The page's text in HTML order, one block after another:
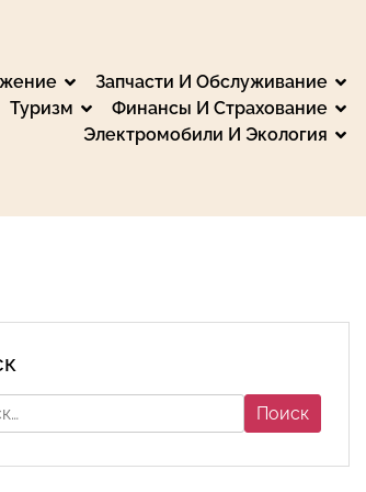
и
и тестами. Мы предоставляем
получайте финансовые
Запчасти И Обслуживание
Туризм
Финансы И Страхование
Электромобили И Экология